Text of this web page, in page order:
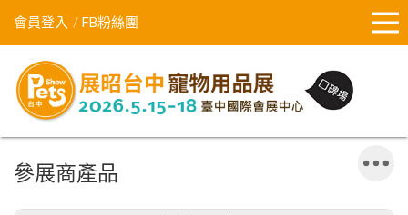
會員登入 FB粉絲團
參展商產品